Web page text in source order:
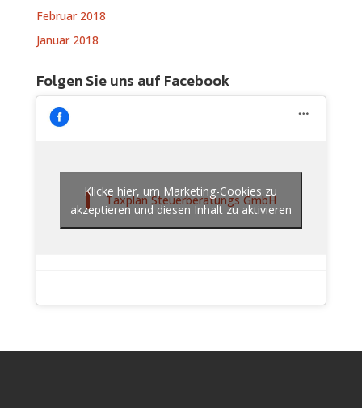
Februar 2018
Januar 2018
Folgen Sie uns auf Facebook
Taxplan Steuerberatungs GmbH
Klicke hier, um Marketing-Cookies zu
akzeptieren und diesen Inhalt zu aktivieren